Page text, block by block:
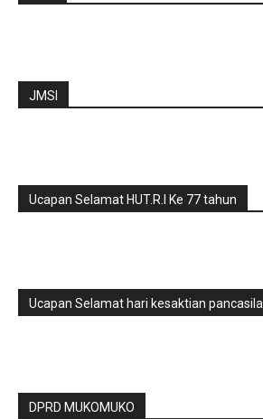
JMSI
Ucapan Selamat HUT.R.I Ke 77 tahun
Ucapan Selamat hari kesaktian pancasila
DPRD MUKOMUKO